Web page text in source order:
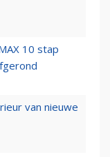
10 stap
van nieuwe